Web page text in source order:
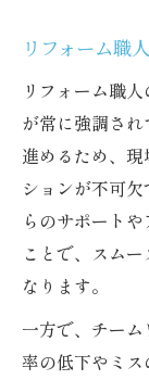
リフォーム職
リフォーム職
が常に強調さ
進めるため、
ションが不可
らのサポート
ことで、スム
なります。
一方で、チー
率の低下やミ